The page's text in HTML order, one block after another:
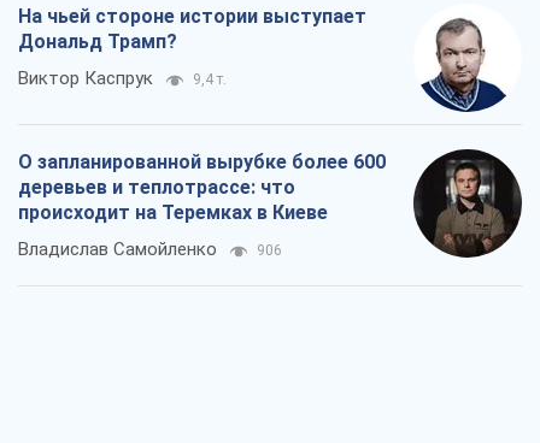
На чьей стороне истории выступает
Дональд Трамп?
Виктор Каспрук 9,4 т.
О запланированной вырубке более 600
деревьев и теплотрассе: что
происходит на Теремках в Киеве
Владислав Самойленко 906